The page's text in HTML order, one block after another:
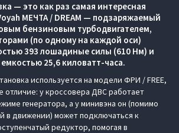
— это как раз самая интересная
МЕЧТА / DREAM — подзаряжаемый
бензиновым турбодвигателем,
(по одному на каждой оси)
393 лошадиные силы (610 Нм) и
25,6 киловатт-часа.
используется на модели ФРИ / FREE,
отличие: у кроссовера ДВС работает
генератора, а у минивэна он (помимо
в движении) может подключаться к
редуктор, помогая в